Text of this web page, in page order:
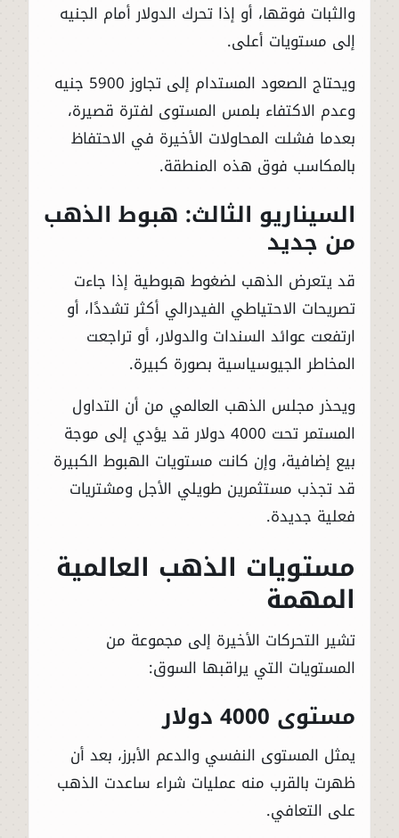
والثبات فوقها، أو إذا تحرك الدولار أمام الجنيه
إلى مستويات أعلى.
ويحتاج الصعود المستدام إلى تجاوز 5900 جنيه
وعدم الاكتفاء بلمس المستوى لفترة قصيرة،
بعدما فشلت المحاولات الأخيرة في الاحتفاظ
بالمكاسب فوق هذه المنطقة.
السيناريو الثالث: هبوط الذهب
من جديد
قد يتعرض الذهب لضغوط هبوطية إذا جاءت
تصريحات الاحتياطي الفيدرالي أكثر تشددًا، أو
ارتفعت عوائد السندات والدولار، أو تراجعت
المخاطر الجيوسياسية بصورة كبيرة.
ويحذر مجلس الذهب العالمي من أن التداول
المستمر تحت 4000 دولار قد يؤدي إلى موجة
بيع إضافية، وإن كانت مستويات الهبوط الكبيرة
قد تجذب مستثمرين طويلي الأجل ومشتريات
فعلية جديدة.
مستويات الذهب العالمية
المهمة
تشير التحركات الأخيرة إلى مجموعة من
المستويات التي يراقبها السوق:
مستوى 4000 دولار
يمثل المستوى النفسي والدعم الأبرز، بعد أن
ظهرت بالقرب منه عمليات شراء ساعدت الذهب
على التعافي.